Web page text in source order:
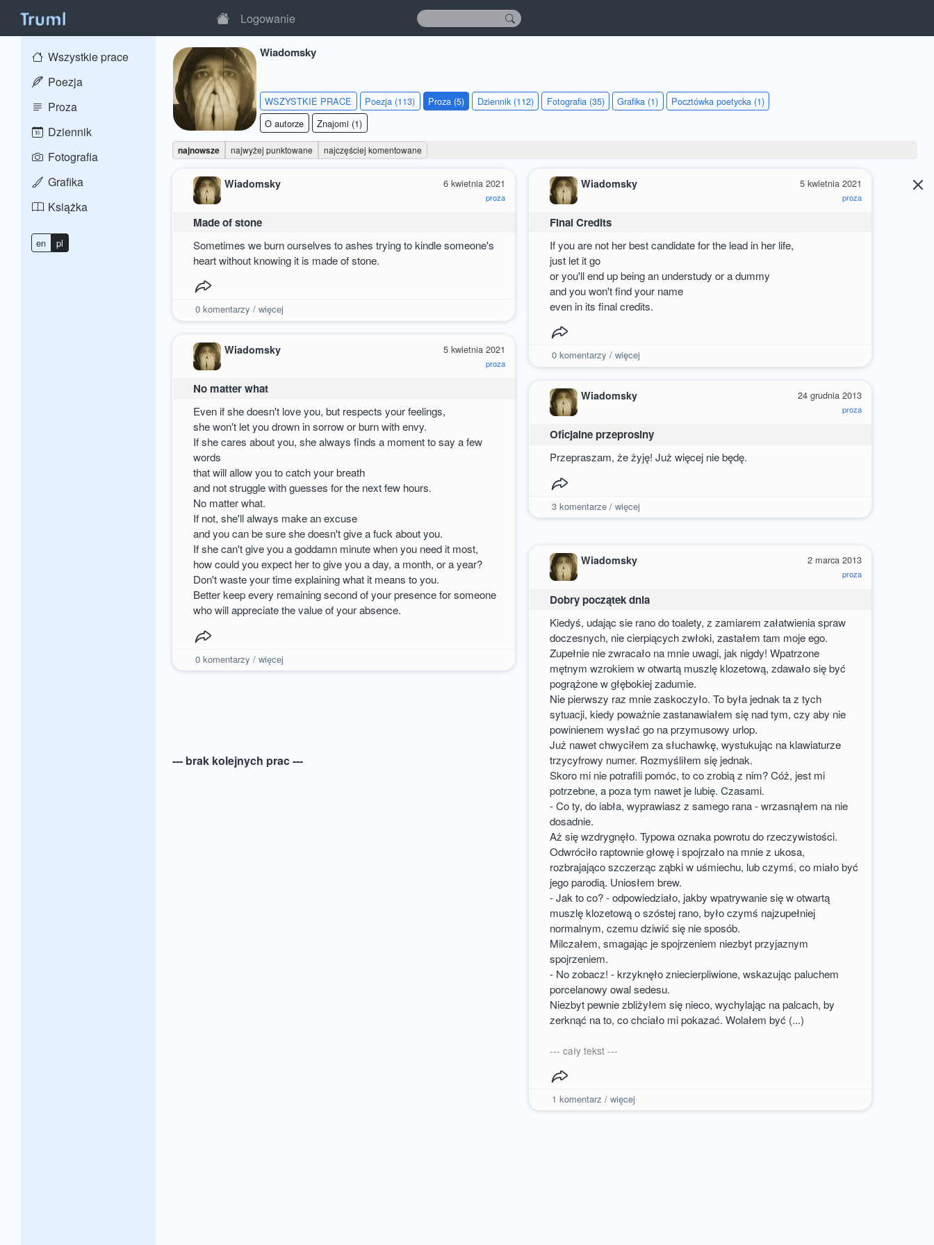
Logowanie
Wszystkie prace
Poezja
Proza
Dziennik
Fotografia
Grafika
Książka
en pl
Wiadomsky
WSZYSTKIE PRACE Poezja (113) Proza (5) Dziennik (112) Fotografia (35) Grafika (1)
Pocztówka poetycka (1)
O autorze
Znajomi (1)
najnowsze najwyżej punktowane najczęściej komentowane
6 kwietnia 2021
proza
Wiadomsky
Made of stone
Sometimes we burn ourselves to ashes trying to kindle someone's
heart without knowing it is made of stone.
0komentarzy / więcej
5 kwietnia 2021
proza
Wiadomsky
Final Credits
If you are not her best candidate for the lead in her life,
just let it go
or you'll end up being an understudy or a dummy
and you won't find your name
even in its final credits.
0komentarzy / więcej
5 kwietnia 2021
proza
Wiadomsky
No matter what
Even if she doesn't love you, but respects your feelings,
she won't let you drown in sorrow or burn with envy.
If she cares about you, she always finds a moment to say a few
words
that will allow you to catch your breath
and not struggle with guesses for the next few hours.
No matter what.
If not, she'll always make an excuse
and you can be sure she doesn't give a fuck about you.
If she can't give you a goddamn minute when you need it most,
how could you expect her to give you a day, a month, or a year?
Don't waste your time explaining what it means to you.
Better keep every remaining second of your presence for someone
who will appreciate the value of your absence.
0komentarzy / więcej
24 grudnia 2013
proza
Wiadomsky
Oficjalne przeprosiny
Przepraszam, że żyję! Już więcej nie będę.
3komentarze / więcej
2 marca 2013
proza
Wiadomsky
Dobry początek dnia
Kiedyś, udając sie rano do toalety, z zamiarem załatwienia spraw
doczesnych, nie cierpiących zwłoki, zastałem tam moje ego.
Zupełnie nie zwracało na mnie uwagi, jak nigdy! Wpatrzone
mętnym wzrokiem w otwartą muszlę klozetową, zdawało się być
pogrążone w głębokiej zadumie.
Nie pierwszy raz mnie zaskoczyło. To była jednak ta z tych
sytuacji, kiedy poważnie zastanawiałem się nad tym, czy aby nie
powinienem wysłać go na przymusowy urlop.
Już nawet chwyciłem za słuchawkę, wystukując na klawiaturze
trzycyfrowy numer. Rozmyśliłem się jednak.
Skoro mi nie potrafili pomóc, to co zrobią z nim? Cóż, jest mi
potrzebne, a poza tym nawet je lubię. Czasami.
- Co ty, do iabła, wyprawiasz z samego rana - wrzasnąłem na nie
dosadnie.
Aż się wzdrygnęło. Typowa oznaka powrotu do rzeczywistości.
Odwróciło raptownie głowę i spojrzało na mnie z ukosa,
rozbrajająco szczerząc ząbki w uśmiechu, lub czymś, co miało być
jego parodią. Uniosłem brew.
- Jak to co? - odpowiedziało, jakby wpatrywanie się w otwartą
muszlę klozetową o szóstej rano, było czymś najzupełniej
normalnym, czemu dziwić się nie sposób.
Milczałem, smagając je spojrzeniem niezbyt przyjaznym
spojrzeniem.
- No zobacz! - krzyknęło zniecierpliwione, wskazując paluchem
porcelanowy owal sedesu.
Niezbyt pewnie zbliżyłem się nieco, wychylając na palcach, by
zerknąć na to, co chciało mi pokazać. Wolałem być (...)
--- cały tekst ---
1 komentarz / więcej
--- brak kolejnych prac ---